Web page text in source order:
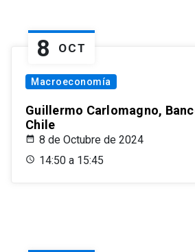
8 OCT
Macroeconomía
Guillermo Carlomagno,
Chile
8 de Octubre de 2024
14:50 a 15:45